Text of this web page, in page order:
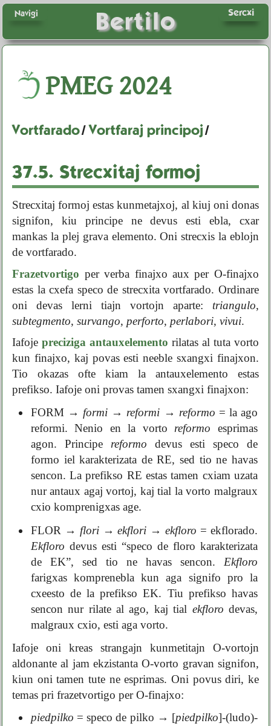
Bertilo Sercxi
Navigi
PMEG2024
Vortfarado/Vortfaraj principoj/
37.5. Strecxitaj formoj
Strecxitaj formoj estas kunmetajxoj, al kiuj oni donas
signifon, kiu principe ne devus esti ebla, cxar
mankas la plej grava elemento. Oni strecxis la eblojn
de vortfarado.
Frazetvortigo per verba finajxo aux per O-finajxo
estas la cxefa speco de strecxita vortfarado. Ordinare
oni devas lerni tiajn vortojn aparte: triangulo,
subtegmento,survango, perforto, perlabori,vivui.
Iafojepreciziga antauxelemento rilatas al tuta vorto
kun finajxo, kaj povas esti neeble sxangxi finajxon.
Tio okazas ofte kiam la antauxelemento estas
prefikso. Iafoje oni provas tamen sxangxi finajxon:
FORM → formi → reformi → reformo = la ago
reformi. Nenio en la vorto reformo esprimas
agon. Principe reformo devus esti speco de
formo iel karakterizata de RE, sed tio ne havas
sencon. La prefikso RE estas tamen cxiam uzata
nur antaux agaj vortoj, kaj tial la vorto malgraux
cxio komprenigxas age.
FLOR → flori → ekflori → ekfloro = ekflorado.
Ekfloro devus esti “speco de floro karakterizata
de EK”, sed tio ne havas sencon. Ekfloro
farigxas komprenebla kun aga signifo pro la
cxeesto de la prefikso EK. Tiu prefikso havas
sencon nur rilate al ago, kaj tial ekfloro devas,
malgraux cxio, esti aga vorto.
Iafoje oni kreas strangajn kunmetitajn O-vortojn
aldonante al jam ekzistanta O-vorto gravan signifon,
kiun oni tamen tute ne esprimas. Oni povus diri, ke
temas pri frazetvortigo per O-finajxo:
piedpilko = speco de pilko → [piedpilko]-(ludo)-